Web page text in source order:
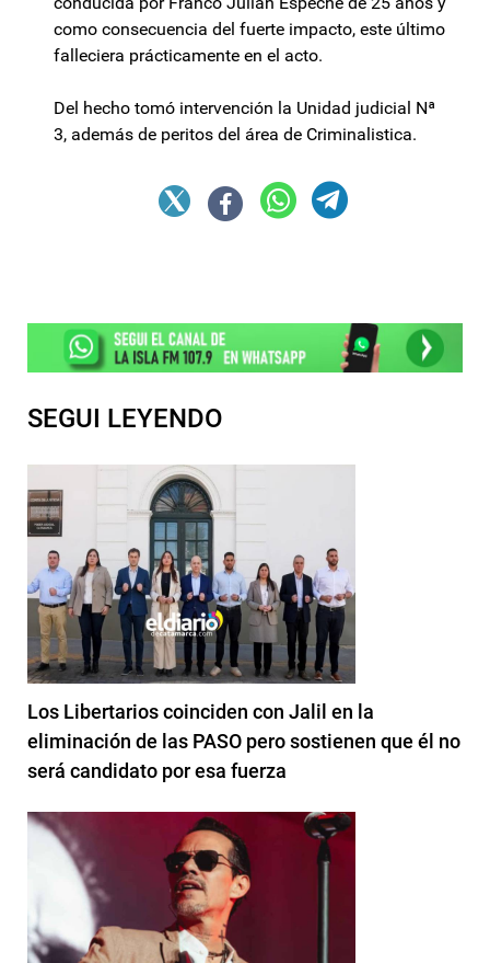
como consecuencia del fuerte impacto, este último
falleciera prácticamente en el acto.
Del hecho tomó intervención la Unidad judicial Nª
3, además de peritos del área de Criminalistica.
SEGUI LEYENDO
Los Libertarios coinciden con Jalil en la
eliminación de las PASO pero sostienen que él no
será candidato por esa fuerza